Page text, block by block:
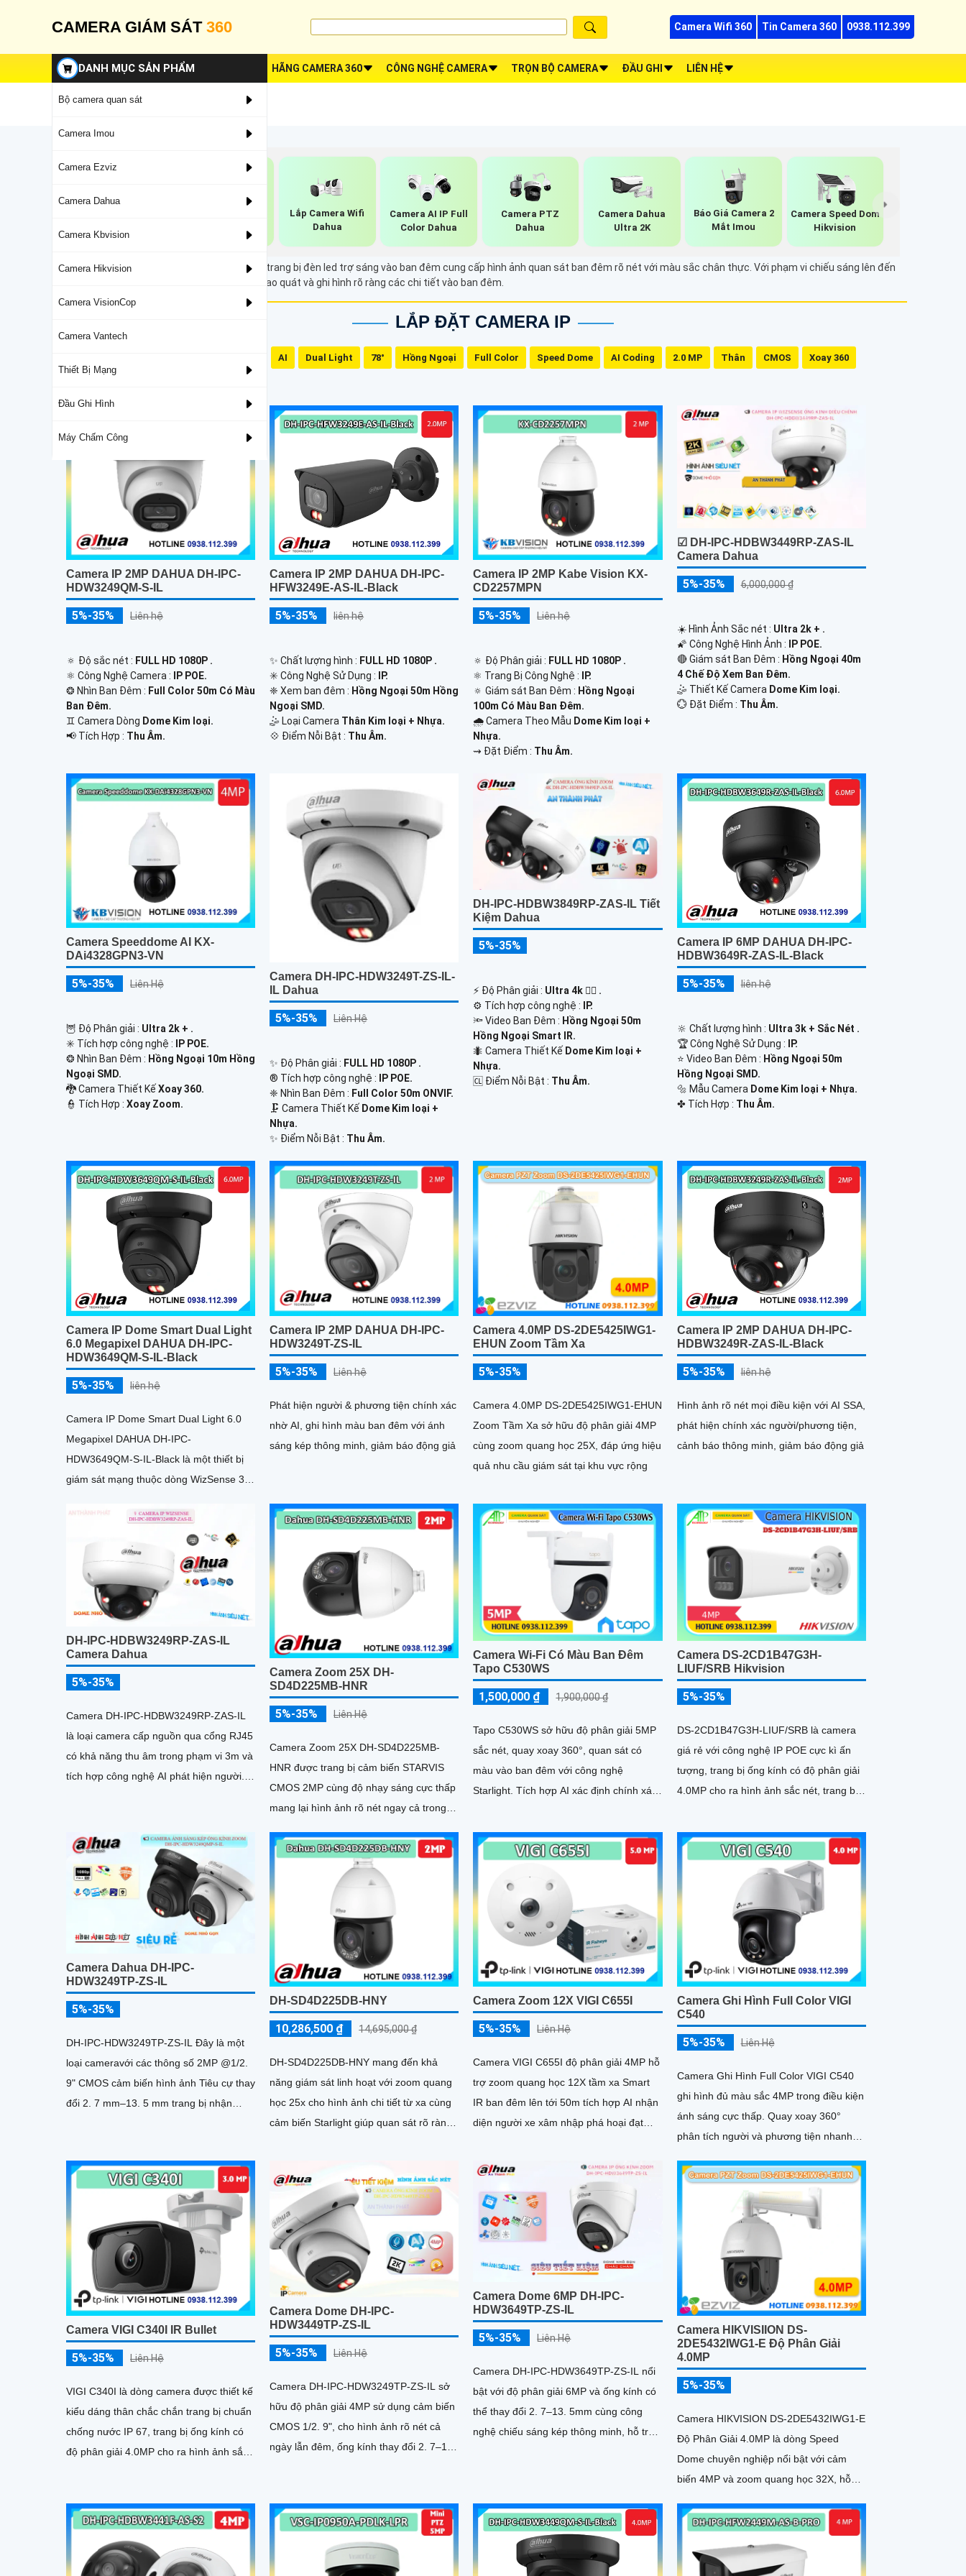
CAMERA GIÁM SÁT 360 Camera Wifi 360 Tin Camera 360 0938.112.399
DANH MỤC SẢN PHẨM
Bộ camera quan sát
Camera Imou
Camera Ezviz
Camera Dahua
Camera Kbvision
Camera Hikvision
Camera VisionCop
Camera Vantech
Thiết Bị Mạng
Đầu Ghi Hình
Máy Chấm Công
HÃNG CAMERA 360 CÔNG NGHỆ CAMERA TRỌN BỘ CAMERA ĐẦU GHI LIÊN HỆ
Lắp Camera Wifi
Dahua
Camera AI IP Full
Color Dahua
Camera PTZ
Dahua
Camera Dahua
Ultra 2K
Báo Giá Camera 2
Mắt Imou
Camera Speed Dom
Hikvision
Camera Full Color 50m là dòng cmaera được trang bị đèn led trợ sáng vào ban đêm cung cấp hình ảnh quan sát ban đêm rõ nét với màu sắc chân thực. Với phạm vi chiếu sáng lên đến
50m, camera giúp giám sát hiệu quả với độ bao quát và ghi hình rõ ràng các chi tiết vào ban đêm.
LẮP ĐẶT CAMERA IP
AI Dual Light 78° Hồng Ngoại Full Color Speed Dome AI Coding 2.0 MP Thân CMOS Xoay 360
Camera IP 2MP DAHUA DH-IPC-
HDW3249QM-S-IL
5%-35% Liên hệ
🔅 Độ sắc nét : FULL HD 1080P .
⚛️ Công Nghệ Camera :
IP POE.
❂ Nhìn Ban Đêm : Full Color 50m Có Màu
Ban Ðêm.
♊ Camera Dòng Dome Kim loại.
️📢 Tích Hợp : Thu Âm.
Camera IP 2MP DAHUA DH-IPC-
HFW3249E-AS-IL-Black
5%-35% liên hệ
✨ Chất lượng hình : FULL HD 1080P .
✳️ Công Nghệ Sử Dụng :
IP.
❈ Xem ban đêm : Hồng Ngoại 50m Hồng
Ngoại SMD.
🤹 Loại Camera Thân Kim loại + Nhựa.
️💠 Điểm Nỗi Bật : Thu Âm.
Camera IP 2MP Kabe Vision KX-
CD2257MPN
5%-35% Liên hệ
🔅 Độ Phân giải : FULL HD 1080P .
⚛️ Trang Bị Công Nghệ :
IP.
🔅 Giám sát Ban Đêm : Hồng Ngoại
100m Có Màu Ban Ðêm.
🌧️ Camera Theo Mẫu Dome Kim loại +
Nhựa.
️⇝ Đặt Điểm : Thu Âm.
☑ DH-IPC-HDBW3449RP-ZAS-IL
Camera Dahua
5%-35% 6,000,000 ₫
☀️ Hình Ảnh Sắc nét : Ultra 2k + .
🌠 Công Nghệ Hình Ảnh :
IP POE.
🔴 Giám sát Ban Đêm : Hồng Ngoại 40m
4 Chế Độ Xem Ban Đêm.
🤹 Thiết Kế Camera Dome Kim loại.
️💮 Đặt Điểm : Thu Âm.
Camera Speeddome AI KX-
DAi4328GPN3-VN
5%-35% Liên Hệ
🦉 Độ Phân giải : Ultra 2k + .
✳️ Tích hợp công nghệ :
IP POE.
❂ Nhìn Ban Đêm : Hồng Ngoại 10m Hồng
Ngoại SMD.
🐉️ Camera Thiết Kế Xoay 360.
️👮 Tích Hợp : Xoay Zoom.
Camera DH-IPC-HDW3249T-ZS-IL-
IL Dahua
5%-35% Liên Hệ
✨ Độ Phân giải : FULL HD 1080P .
®️ Tích hợp công nghệ :
IP POE.
❈ Nhìn Ban Đêm : Full Color 50m ONVIF.
🗜️ Camera Thiết Kế Dome Kim loại +
Nhựa.
️✨ Điểm Nỗi Bật : Thu Âm.
DH-IPC-HDBW3849RP-ZAS-IL Tiết
Kiệm Dahua
5%-35%
️⚡ Độ Phân giải : Ultra 4k 👍🏾 .
⚙ Tích hợp công nghệ :
IP.
🔦 Video Ban Đêm : Hồng Ngoại 50m
Hồng Ngoại Smart IR.
🐜 Camera Thiết Kế Dome Kim loại +
Nhựa.
️🆑 Điểm Nỗi Bật : Thu Âm.
Camera IP 6MP DAHUA DH-IPC-
HDBW3649R-ZAS-IL-Black
5%-35% liên hệ
🔆 Chất lượng hình : Ultra 3k + Sắc Nét .
🏆 Công Nghệ Sử Dụng :
IP.
⭐ Video Ban Đêm : Hồng Ngoại 50m
Hồng Ngoại SMD.
🔩 Mẫu Camera Dome Kim loại + Nhựa.
️✤ Tích Hợp : Thu Âm.
Camera IP Dome Smart Dual Light
6.0 Megapixel DAHUA DH-IPC-
HDW3649QM-S-IL-Black
5%-35% liên hệ
Camera IP Dome Smart Dual Light 6.0
Megapixel DAHUA DH-IPC-
HDW3649QM-S-IL-Black là một thiết bị
giám sát mạng thuộc dòng WizSense 3
Camera IP 2MP DAHUA DH-IPC-
HDW3249T-ZS-IL
5%-35% Liên hệ
Phát hiện người & phương tiện chính xác
nhờ AI, ghi hình màu ban đêm với ánh
sáng kép thông minh, giảm báo động giả
Camera 4.0MP DS-2DE5425IWG1-
EHUN Zoom Tầm Xa
5%-35%
Camera 4.0MP DS-2DE5425IWG1-EHUN
Zoom Tầm Xa sở hữu độ phân giải 4MP
cùng zoom quang học 25X, đáp ứng hiệu
quả nhu cầu giám sát tại khu vực rộng
Camera IP 2MP DAHUA DH-IPC-
HDBW3249R-ZAS-IL-Black
5%-35% liên hệ
Hình ảnh rõ nét mọi điều kiện với AI SSA,
phát hiện chính xác người/phương tiện,
cảnh báo thông minh, giảm báo động giả
DH-IPC-HDBW3249RP-ZAS-IL
Camera Dahua
5%-35%
Camera DH-IPC-HDBW3249RP-ZAS-IL
là loại camera cấp nguồn qua cổng RJ45
có khả năng thu âm trong phạm vi 3m và
tích hợp công nghệ AI phát hiện người.
Camera Zoom 25X DH-
SD4D225MB-HNR
5%-35% Liên Hệ
Camera Zoom 25X DH-SD4D225MB-
HNR được trang bị cảm biến STARVIS
CMOS 2MP cùng độ nhạy sáng cực thấp
mang lại hình ảnh rõ nét ngay cả trong
quang học 25X kết hợp chiếu sáng kép
thông minh với tầm xa hồng ngoại 100m
và LED ấm 50m Tính năng quay quét
linh hoạt cùng chuẩn chống nước IP67
giúp quan sát ổn định ngoài trời
Camera Wi-Fi Có Màu Ban Đêm
Tapo C530WS
1,500,000 ₫ 1,900,000 ₫
Tapo C530WS sở hữu độ phân giải 5MP
sắc nét, quay xoay 360°, quan sát có
màu vào ban đêm với công nghệ
Starlight. Tích hợp AI xác định chính xác
Camera DS-2CD1B47G3H-
LIUF/SRB Hikvision
5%-35%
DS-2CD1B47G3H-LIUF/SRB là camera
giá rẻ với công nghệ IP POE cực kì ấn
tượng, trang bị ống kính có độ phân giải
4.0MP cho ra hình ảnh sắc nét, trang bị
Camera Dahua DH-IPC-
HDW3249TP-ZS-IL
5%-35%
DH-IPC-HDW3249TP-ZS-IL Đây là một
loại cameravới các thông số 2MP @1/2.
9" CMOS cảm biến hình ảnh Tiêu cự thay
đổi 2. 7 mm–13. 5 mm trang bị nhận
DH-SD4D225DB-HNY
10,286,500 ₫ 14,695,000 ₫
DH-SD4D225DB-HNY mang đến khả
năng giám sát linh hoạt với zoom quang
học 25x cho hình ảnh chi tiết từ xa cùng
cảm biến Starlight giúp quan sát rõ ràng
sáng ấm 50m giúp hình ảnh ban đêm
luôn sắc nét Camera hỗ trợ chống nước
IP67 cùng tốc độ khung hình
30fps@1080p ổn định
Camera Zoom 12X VIGI C655I
5%-35% Liên Hệ
Camera VIGI C655I độ phân giải 4MP hỗ
trợ zoom quang học 12X tầm xa Smart
IR ban đêm lên tới 50m tích hợp AI nhận
diện người xe xâm nhập phá hoại đạt
qua PoE lưu trữ trên microSD 256GB
hoặc đầu ghi hình giám sát qua ứng
dụng VIGI tiện lợi
Camera Ghi Hình Full Color VIGI
C540
5%-35% Liên Hệ
Camera Ghi Hình Full Color VIGI C540
ghi hình đủ màu sắc 4MP trong điều kiện
ánh sáng cực thấp. Quay xoay 360°
phân tích người và phương tiện nhanh
khu vực
Camera VIGI C340I IR Bullet
5%-35% Liên Hệ
VIGI C340I là dòng camera được thiết kế
kiểu dáng thân chắc chắn trang bị chuẩn
chống nước IP 67, trang bị ống kính có
độ phân giải 4.0MP cho ra hình ảnh sắc
nghệ Smart IR giúp chống lóa hình ảnh
Camera Dome DH-IPC-
HDW3449TP-ZS-IL
5%-35% Liên Hệ
Camera DH-IPC-HDW3249TP-ZS-IL sở
hữu độ phân giải 4MP sử dụng cảm biến
CMOS 1/2. 9", cho hình ảnh rõ nét cả
ngày lẫn đêm, ống kính thay đổi 2. 7–13.
Camera Dome 6MP DH-IPC-
HDW3649TP-ZS-IL
5%-35% Liên Hệ
Camera DH-IPC-HDW3649TP-ZS-IL nổi
bật với độ phân giải 6MP và ống kính có
thể thay đổi 2. 7–13. 5mm cùng công
nghệ chiếu sáng kép thông minh, hỗ trợ
Camera HIKVISIION DS-
2DE5432IWG1-E Độ Phân Giải
4.0MP
5%-35%
Camera HIKVISION DS-2DE5432IWG1-E
Độ Phân Giải 4.0MP là dòng Speed
Dome chuyên nghiệp nổi bật với cảm
biến 4MP và zoom quang học 32X, hỗ